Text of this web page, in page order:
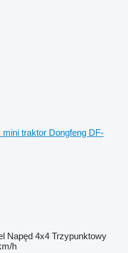
mini traktor Dongfeng DF-
Napęd 4x4 Trzypunktowy
h